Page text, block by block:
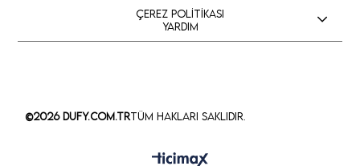
Çerez Politikası
Yardım
©2026 Dufy.com.trTüm Hakları Saklıdır.